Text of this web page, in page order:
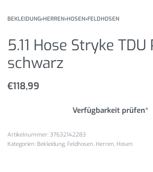
BEKLEIDUNG›HERREN›HOSEN›FELDHOSEN
5.11 Hose Stryke TDU
schwarz
€118,99
Verfügbarkeit prüfen*
37632142283
Kategorien: Bekleidung, Feldhosen, Herren, Hosen